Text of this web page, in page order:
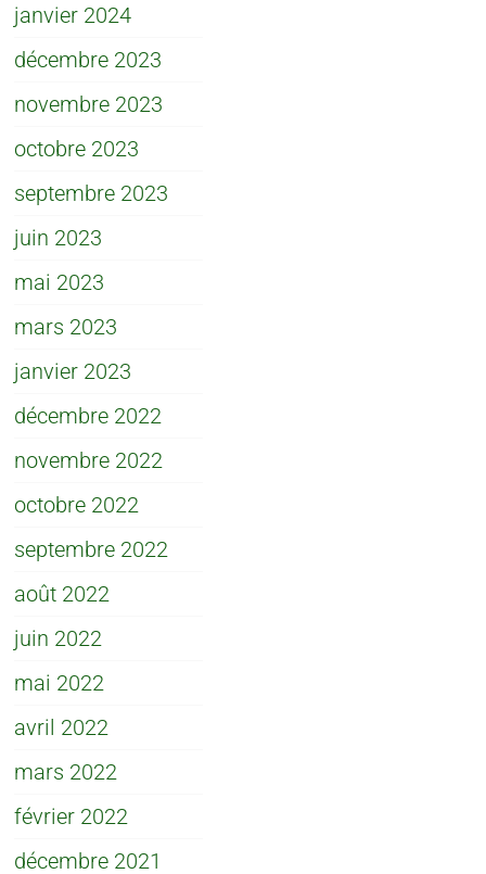
janvier 2024
décembre 2023
novembre 2023
octobre 2023
septembre 2023
juin 2023
mai 2023
mars 2023
janvier 2023
décembre 2022
novembre 2022
octobre 2022
septembre 2022
août 2022
juin 2022
mai 2022
avril 2022
mars 2022
février 2022
décembre 2021